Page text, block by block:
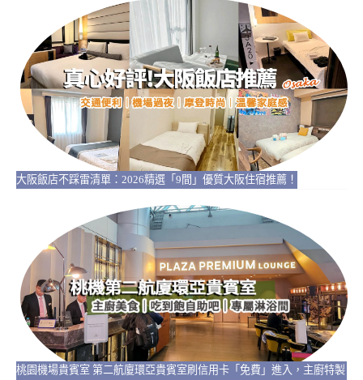
大阪飯店不踩雷清單：2026精選「9間」優質大阪住宿推薦！
桃園機場貴賓室 第二航廈環亞貴賓室刷信用卡「免費」進入，主廚特製